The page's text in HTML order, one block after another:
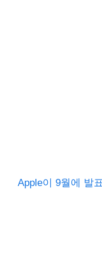
Apple이 9월에 발